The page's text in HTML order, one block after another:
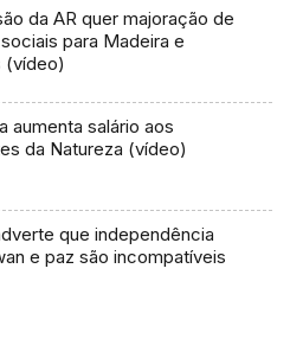
da AR quer majoração de
para Madeira e
(vídeo)
aumenta salário aos
da Natureza (vídeo)
que independência
e paz são incompatíveis